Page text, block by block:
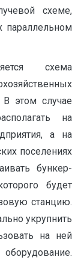
схеме,
схема
В этом случае
на
а на
поселениях
бункер-
будет
станцию.
укрупнить
на ней